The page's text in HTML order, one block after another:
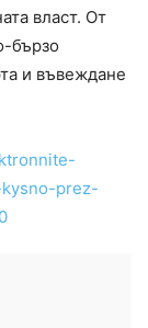
власт. От
бързо
и въвеждане
prez-